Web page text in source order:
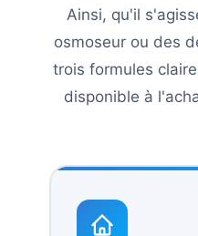
Ainsi, qu'il
osmoseur ou des
trois formules
disponible à